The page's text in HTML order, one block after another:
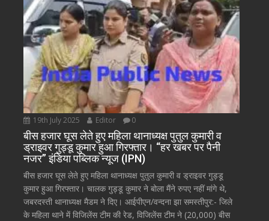
19th July 2025 Editor 0
बीस हजार घूस लेते हुए महिला थानाध्यक्ष पुतुल कुमारी व
ड्राइवर गुड्डू कुमार हुआ गिरफ्तार। “हर खबर पर पैनी
नजर” इंडिया पब्लिक न्यूज (IPN)
बीस हजार घूस लेते हुए महिला थानाध्यक्ष पुतुल कुमारी व ड्राइवर गुड्डू
कुमार हुआ गिरफ्तार। चालक गुड्डू कुमार ने बोला मैंने रुपए नहीं मांगे थे,
जबरदस्ती थानाध्यक्ष मैडम ने दिए। आईपीएन/वन्दना झा समस्तीपुर:- जिले
के महिला थाने में विजिलेंस टीम की रेड, विजिलेंस टीम ने (20,000) बीस